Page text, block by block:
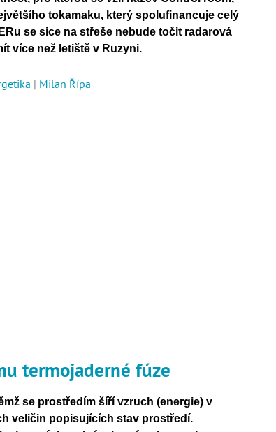
tokamaku, který spolufinancuje celý
se sice na střeše nebude točit radarová
více než letiště v Ruzyni.
| Milan Řípa
termojaderné fúze
se prostředím šíří vzruch (energie) v
veličin popisujících stav prostředí.